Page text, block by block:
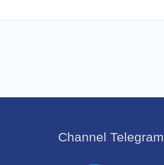
Channel Telegram